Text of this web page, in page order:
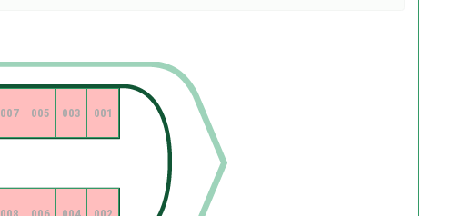
001
003
005
007